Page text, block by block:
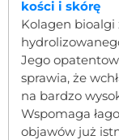
kości i skórę
Kolagen bioalgi
Jego
sprawia, że
na bardzo
Wspomaga
objawów już